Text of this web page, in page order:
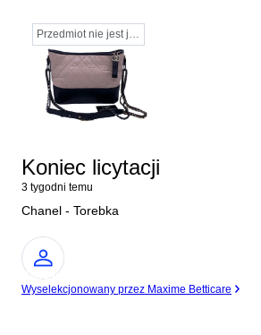
Przedmiot nie jest już dostępny
Koniec licytacji
3 tygodni temu
Chanel - Torebka
Ekspert
Wyselekcjonowany przez Maxime Betticare